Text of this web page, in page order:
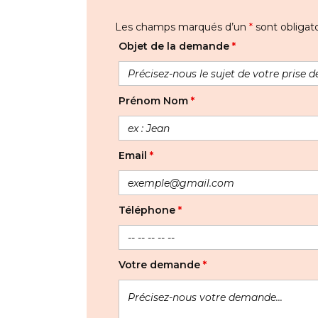
Les champs marqués d’un * sont
Objet de la demande *
Prénom Nom *
Email *
Téléphone *
Votre demande *